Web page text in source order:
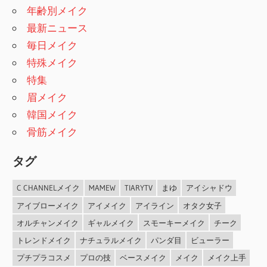
年齢別メイク
最新ニュース
毎日メイク
特殊メイク
特集
眉メイク
韓国メイク
骨筋メイク
タグ
C CHANNELメイク MAMEW TIARYTV まゆ
アイシャドウ
アイブローメイク
アイメイク アイライン
オタク女子
オルチャンメイク
ギャルメイク スモーキーメイク
チーク
トレンドメイク
ナチュラルメイク パンダ目
ビューラー
プチプラコスメ
プロの技 ベースメイク メイク メイク上手